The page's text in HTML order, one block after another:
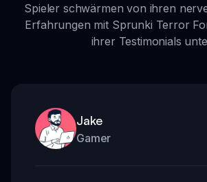
Spieler schwärmen von ihren
Erfahrungen mit Sprunki Terror
ihrer Testimonials
Jake
Gamer